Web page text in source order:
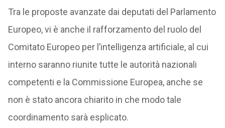
Tra le proposte avanzate dai deputati del Parlamento
Europeo, vi è anche il rafforzamento del ruolo del
Comitato Europeo per l’intelligenza artificiale, al cui
interno saranno riunite tutte le autorità nazionali
competenti e la Commissione Europea, anche se
non è stato ancora chiarito in che modo tale
coordinamento sarà esplicato.